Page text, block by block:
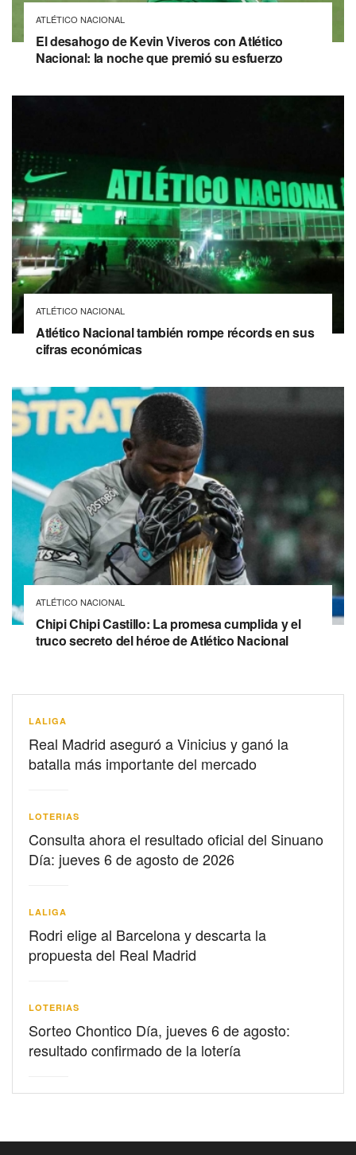
ATLÉTICO NACIONAL
El desahogo de Kevin Viveros con Atlético
Nacional: la noche que premió su esfuerzo
ATLÉTICO NACIONAL
Atlético Nacional también rompe récords en sus
cifras económicas
ATLÉTICO NACIONAL
Chipi Chipi Castillo: La promesa cumplida y el
truco secreto del héroe de Atlético Nacional
LALIGA
Real Madrid aseguró a Vinicius y ganó la
batalla más importante del mercado
LOTERIAS
Consulta ahora el resultado oficial del Sinuano
Día: jueves 6 de agosto de 2026
LALIGA
Rodri elige al Barcelona y descarta la
propuesta del Real Madrid
LOTERIAS
Sorteo Chontico Día, jueves 6 de agosto:
resultado confirmado de la lotería